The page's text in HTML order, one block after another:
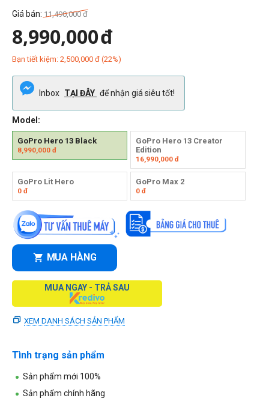
Giá bán: 11,490,000 đ
8,990,000đ
Bạn tiết kiệm: 2,500,000 đ (22%)
Inbox TẠI ĐÂY để nhận giá siêu tốt!
Model:
GoPro Hero 13 Black
8,990,000 đ
GoPro Hero 13 Creator
Edition
16,990,000đ
GoPro Lit Hero
0 đ
GoPro Max 2
0đ
MUA HÀNG
MUA NGAY - TRẢ SAU
XEM DANH SÁCH SẢN PHẨM
Tình trạng sản phẩm
Sản phẩm mới 100%
Sản phẩm chính hãng